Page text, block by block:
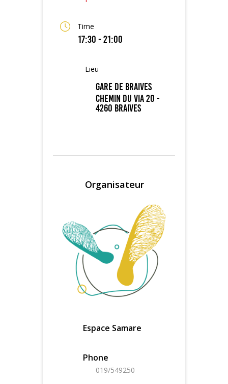
Time
17:30 - 21:00
Lieu
Gare de Braives
Chemin du Via 20 -
4260 Braives
Organisateur
Espace Samare
Phone
019/549250